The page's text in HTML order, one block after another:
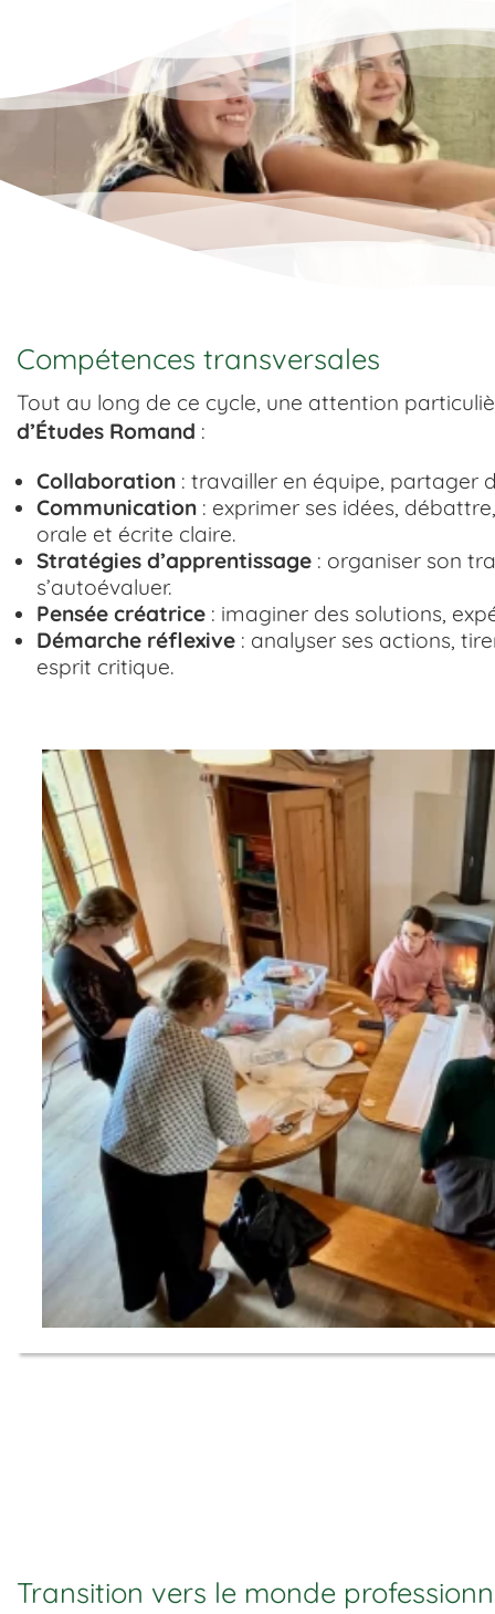
Compétences transversales
Tout au long de ce cycle, une attention
d’Études Romand :
Collaboration: travailler en équipe, partager
Communication: exprimer ses idées,
orale et écrite claire.
Stratégies d’apprentissage: organiser son
s’autoévaluer.
Pensée créatrice: imaginer des solutions,
Démarche réflexive: analyser ses actions,
esprit critique.
Transition vers le monde